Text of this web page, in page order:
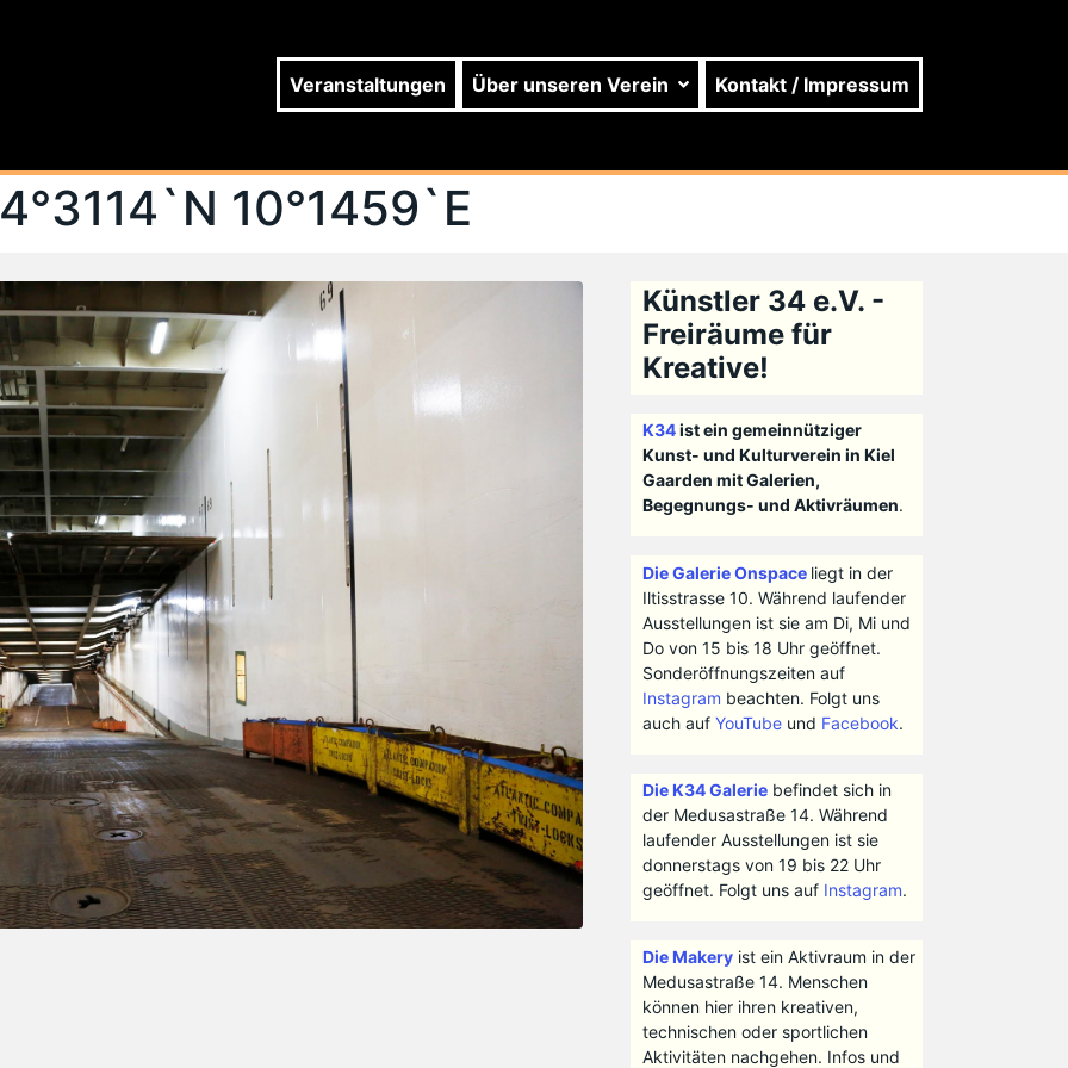
Veranstaltungen Über unseren Verein Kontakt / Impressum
10°1459`E
Künstler 34 e.V. -
Freiräume für
Kreative!
K34ist ein gemeinnütziger
Kunst- und Kulturverein in Kiel
Gaarden mit Galerien,
Begegnungs- und Aktivräumen.
Die Galerie Onspace liegt in der
Iltisstrasse 10. Während laufender
Ausstellungen ist sie am Di, Mi und
Do von 15 bis 18 Uhr geöffnet.
Sonderöffnungszeiten auf
Instagram beachten. Folgt uns
auch auf YouTubeund Facebook.
Die K34 Galeriebefindet sich in
der Medusastraße 14. Während
laufender Ausstellungen ist sie
donnerstags von 19 bis 22 Uhr
geöffnet. Folgt uns auf Instagram.
Die Makeryist ein Aktivraum in der
Medusastraße 14. Menschen
können hier ihren kreativen,
technischen oder sportlichen
Aktivitäten nachgehen. Infos und